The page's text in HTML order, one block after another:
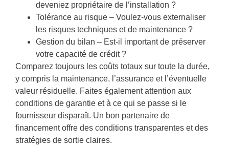
deveniez propriétaire de l’installation ?
Tolérance au risque – Voulez-vous externaliser
les risques techniques et de maintenance ?
Gestion du bilan – Est-il important de préserver
votre capacité de crédit ?
Comparez toujours les coûts totaux sur toute la durée,
y compris la maintenance, l’assurance et l’éventuelle
valeur résiduelle. Faites également attention aux
conditions de garantie et à ce qui se passe si le
fournisseur disparaît. Un bon partenaire de
financement offre des conditions transparentes et des
stratégies de sortie claires.